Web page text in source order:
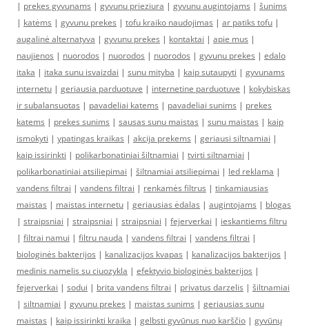
| prekes gyvunams | gyvunu prieziura | gyvunu augintojams | šunims
| katėms | gyvunu prekes | tofu kraiko naudojimas | ar patiks tofu |
augalinė alternatyva | gyvunu prekes | kontaktai | apie mus |
naujienos | nuorodos | nuorodos | nuorodos | gyvunu prekes | edalo
itaka | itaka sunu isvaizdai | sunu mityba | kaip sutaupyti | gyvunams
internetu | geriausia parduotuve | internetine parduotuve | kokybiskas
ir subalansuotas | pavadeliai katems | pavadeliai sunims | prekes
katems | prekes sunims | sausas sunu maistas | sunu maistas | kaip
ismokyti | ypatingas kraikas | akcija prekems | geriausi siltnamiai |
kaip issirinkti | polikarbonatiniai šiltnamiai | tvirti siltnamiai |
polikarbonatiniai atsiliepimai | šiltnamiai atsiliepimai | led reklama |
vandens filtrai | vandens filtrai | renkamės filtrus | tinkamiausias
maistas | maistas internetu | geriausias ėdalas | augintojams | blogas
| straipsniai | straipsniai | straipsniai | fejerverkai | ieskantiems filtru
| filtrai namui | filtru nauda | vandens filtrai | vandens filtrai |
biologinės bakterijos | kanalizacijos kvapas | kanalizacijos bakterijos |
medinis namelis su ciuozykla | efektyvio biologinės bakterijos |
fejerverkai | sodui | brita vandens filtrai | privatus darzelis | šiltnamiai
| siltnamiai | gyvunu prekes | maistas sunims | geriausias sunu
maistas | kaip issirinkti kraika | gelbsti gyvūnus nuo karščio | gyvūnų